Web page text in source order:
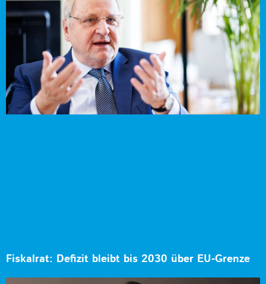
Fiskalrat: Defizit bleibt bis 2030 über EU-Grenze